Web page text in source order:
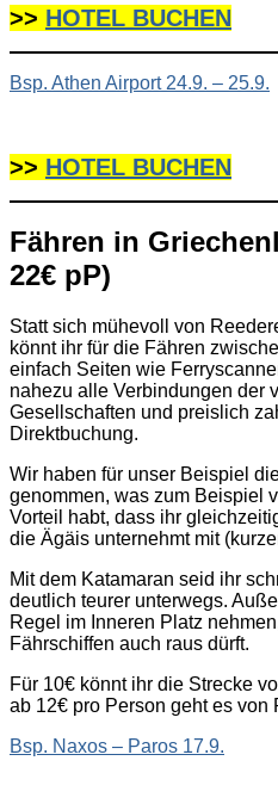
>> HOTEL BUCHEN
Bsp. Athen Airport 24.9. – 25.9.
>> HOTEL BUCHEN
Fähren in
22€ pP)
Statt sich mühevoll von
könnt ihr für die Fähren
einfach Seiten wie
nahezu alle Verbindungen der
Gesellschaften und preislich
Direktbuchung.
Wir haben für unser Beispiel
genommen, was zum Beispiel
Vorteil habt, dass ihr
die Ägäis unternehmt mit
Mit dem Katamaran seid ihr
deutlich teurer unterwegs.
Regel im Inneren Platz
Fährschiffen auch raus dürft.
Für 10€ könnt ihr die Strecke
ab 12€ pro Person geht es von
Bsp. Naxos – Paros 17.9.